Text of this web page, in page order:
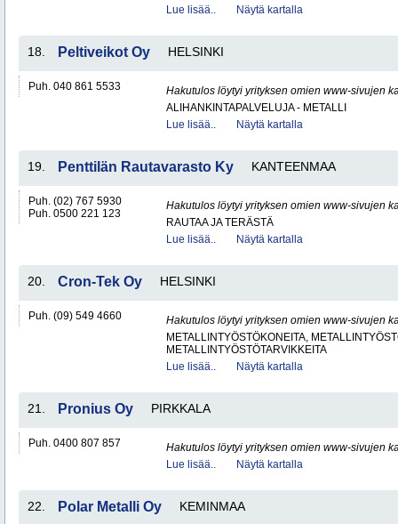
Lue lisää..
Näytä kartalla
18. Peltiveikot Oy HELSINKI
Puh. 040 861 5533
Hakutulos löytyi yrityksen omien www-sivujen
ALIHANKINTAPALVELUJA - METALLI
Lue lisää..
Näytä kartalla
19. Penttilän Rautavarasto Ky KANTEENMAA
Puh. (02) 767 5930
Puh. 0500 221 123
Hakutulos löytyi yrityksen omien www-sivujen
RAUTAA JA TERÄSTÄ
Lue lisää..
Näytä kartalla
20. Cron-Tek Oy HELSINKI
Puh. (09) 549 4660
Hakutulos löytyi yrityksen omien www-sivujen
METALLINTYÖSTÖKONEITA,
METALLINTYÖSTÖTARVIKKEITA
Lue lisää..
Näytä kartalla
21. Pronius Oy PIRKKALA
Puh. 0400 807 857
Hakutulos löytyi yrityksen omien www-sivujen
Lue lisää..
Näytä kartalla
22. Polar Metalli Oy KEMINMAA